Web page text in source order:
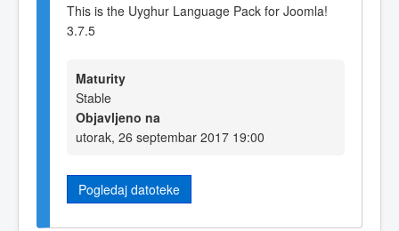
This is the Uyghur Language Pack for Joomla!
3.7.5
Maturity
Stable
Objavljeno na
utorak, 26 septembar 2017 19:00
Pogledaj datoteke